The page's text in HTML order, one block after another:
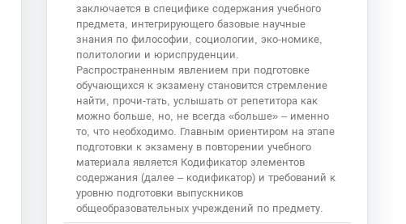
заключается в специфике содержания учебного
предмета, интегрирующего базовые научные
знания по философии, социологии, эко-номике,
политологии и юриспруденции.
Распространенным явлением при подготовке
обучающихся к экзамену становится стремление
найти, прочи-тать, услышать от репетитора как
можно больше, но, не всегда «больше» – именно
то, что необходимо. Главным ориентиром на этапе
подготовки к экзамену в повторении учебного
материала является Кодификатор элементов
содержания (далее – кодификатор) и требований к
уровню подготовки выпускников
общеобразовательных учреждений по предмету.